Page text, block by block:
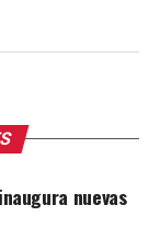
nuevas